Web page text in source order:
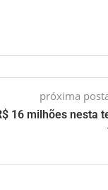
próxima
16 milhões nesta